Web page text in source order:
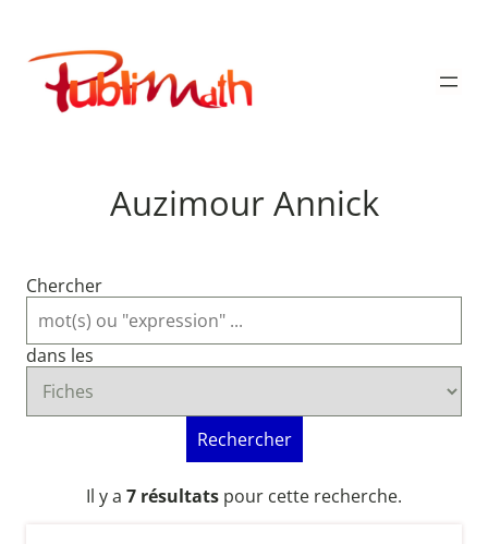
contenu
Publimath
Auzimour Annick
Chercher
dans les
Rechercher
Il y a 7 résultats pour cette recherche.